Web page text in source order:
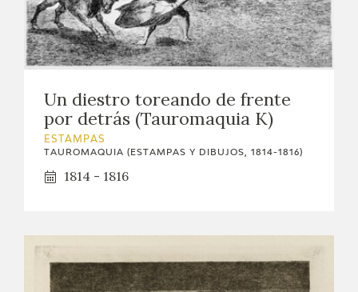
Un diestro toreando de frente
por detrás (Tauromaquia K)
ESTAMPAS
TAUROMAQUIA (ESTAMPAS Y DIBUJOS, 1814-1816)
1814 - 1816